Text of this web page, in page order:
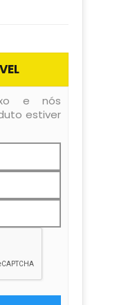
e nós
estiver